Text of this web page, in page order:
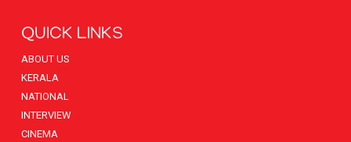
QUICK LINKS
ABOUT US
KERALA
NATIONAL
INTERVIEW
CINEMA